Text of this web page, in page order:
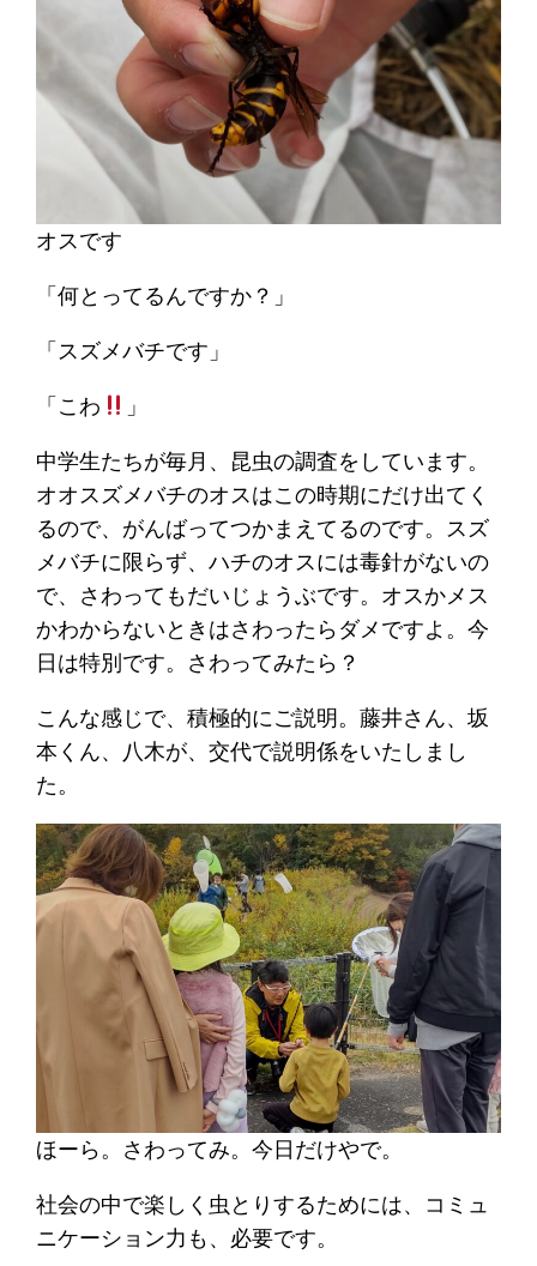
オスです
「何とってるんですか？」
「スズメバチです」
「こわ 」
中学生たちが毎月、昆虫の調査をしています。
オオスズメバチのオスはこの時期にだけ出てく
るので、がんばってつかまえてるのです。スズ
メバチに限らず、ハチのオスには毒針がないの
で、さわってもだいじょうぶです。オスかメス
かわからないときはさわったらダメですよ。今
日は特別です。さわってみたら？
こんな感じで、積極的にご説明。藤井さん、坂
本くん、八木が、交代で説明係をいたしまし
た。
ほーら。さわってみ。今日だけやで。
社会の中で楽しく虫とりするためには、コミュ
ニケーション力も、必要です。